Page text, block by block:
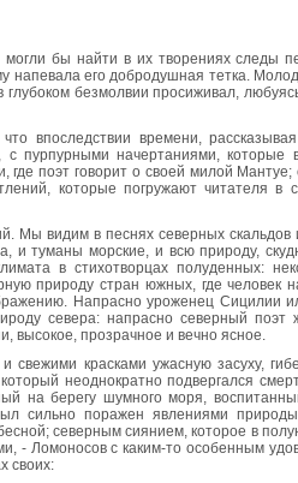
бы найти в их творениях следы
его добродушная тетка.
безмолвии просиживал,
впоследствии времени,
пурпурными начертаниями, которые
поэт говорит о своей милой Мантуе;
которые погружают читателя в
Мы видим в песнях северных скальдов
и туманы морские, и всю природу,
в стихотворцах полуденных:
природу стран южных, где человек
Напрасно уроженец Сицилии
севера: напрасно северный поэт
прозрачное и вечно ясное.
красками ужасную засуху,
неоднократно подвергался
на берегу шумного моря,
сильно поражен явлениями
северным сиянием, которое в
- Ломоносов с каким-то особенным
своих: